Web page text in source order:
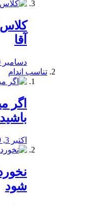
آقا
دسامبر 19, 2019
تناسب اندام
اگر
باشید
اکتبر 3, 2019
‌شود